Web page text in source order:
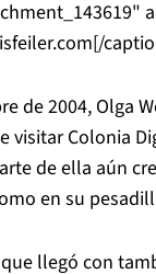
de 2004, Olga
visitar Colonia
de ella aún
en su
llegó con